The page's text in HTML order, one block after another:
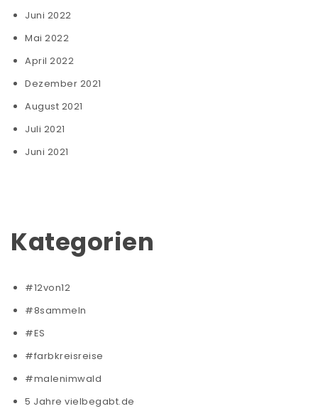
Juni 2022
Mai 2022
April 2022
Dezember 2021
August 2021
Juli 2021
Juni 2021
Kategorien
#12von12
#8sammeln
#ES
#farbkreisreise
#malenimwald
5 Jahre vielbegabt.de